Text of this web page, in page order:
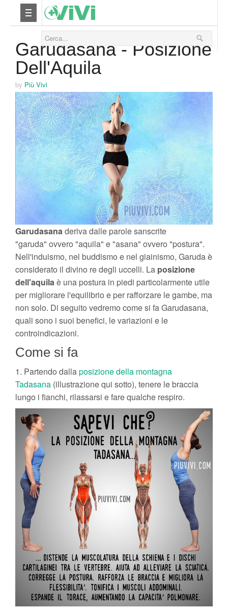
Salute
Bellezza
Fitness
Relax
Viaggi & Vacanze
11 Febbraio 2021
Garudasana - Posizione
Dell'Aquila
by Più Vivi
Garudasana deriva dalle parole sanscrite
"garuda" ovvero "aquila" e "asana" ovvero "postura".
Nell'induismo, nel buddismo e nel giainismo, Garuda è
considerato il divino re degli uccelli. La posizione
dell'aquila è una postura in piedi particolarmente utile
per migliorare l'equilibrio e per rafforzare le gambe, ma
non solo. Di seguito vedremo come si fa Garudasana,
quali sono i suoi benefici, le variazioni e le
controindicazioni.
Come si fa
1. Partendo dallaposizione della montagna
Tadasana (illustrazione qui sotto), tenere le braccia
lungo i fianchi, rilassarsi e fare qualche respiro.